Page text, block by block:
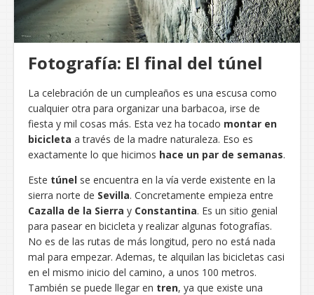
Fotografía: El final del túnel
La celebración de un cumpleaños es una escusa como
cualquier otra para organizar una barbacoa, irse de
fiesta y mil cosas más. Esta vez ha tocado montar en
bicicleta a través de la madre naturaleza. Eso es
exactamente lo que hicimos hace un par de semanas.
Este túnel se encuentra en la vía verde existente en la
sierra norte de Sevilla. Concretamente empieza entre
Cazalla de la Sierra y Constantina. Es un sitio genial
para pasear en bicicleta y realizar algunas fotografías.
No es de las rutas de más longitud, pero no está nada
mal para empezar. Ademas, te alquilan las bicicletas casi
en el mismo inicio del camino, a unos 100 metros.
También se puede llegar en tren, ya que existe una